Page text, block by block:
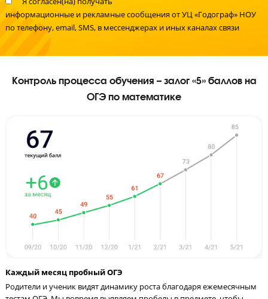
Я даюсогласие на обработку персональных данныхи
политикой конфиденциальности
информационные и рекламные сообщения
от УЦ
по телефону, email, SMS, в мессенджерах и иных каналах связи
Контроль процесса обучения – залог «5»